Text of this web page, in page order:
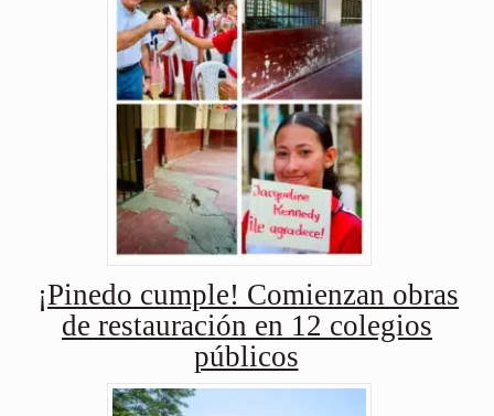
¡Pinedo cumple! Comienzan obras
de restauración en 12 colegios
públicos